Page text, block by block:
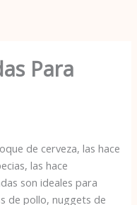
Para
de cerveza, las hace
las hace
son ideales para
de pollo, nuggets de